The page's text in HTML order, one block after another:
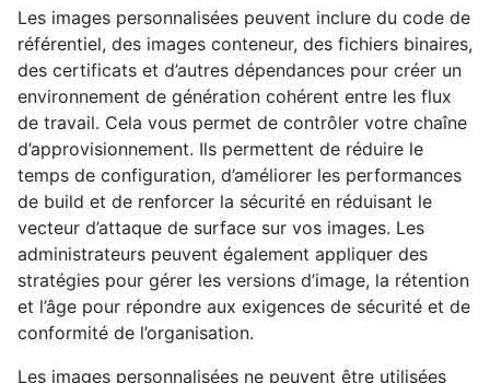
Les images personnalisées peuvent inclure du code de
référentiel, des images conteneur, des fichiers binaires,
des certificats et d’autres dépendances pour créer un
environnement de génération cohérent entre les flux
de travail. Cela vous permet de contrôler votre chaîne
d’approvisionnement. Ils permettent de réduire le
temps de configuration, d’améliorer les performances
de build et de renforcer la sécurité en réduisant le
vecteur d’attaque de surface sur vos images. Les
administrateurs peuvent également appliquer des
stratégies pour gérer les versions d’image, la rétention
et l’âge pour répondre aux exigences de sécurité et de
conformité de l’organisation.
Les images personnalisées ne peuvent être utilisées